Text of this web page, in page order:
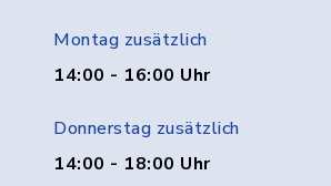
Montag zusätzlich
14:00 - 16:00 Uhr
Donnerstag zusätzlich
14:00 - 18:00 Uhr